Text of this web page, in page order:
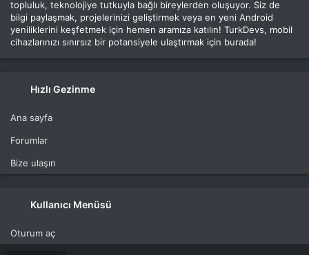
topluluk, teknolojiye tutkuyla bağlı bireylerden oluşuyor. Siz de
bilgi paylaşmak, projelerinizi geliştirmek veya en yeni Android
yeniliklerini keşfetmek için hemen aramıza katılın! TurkDevs, mobil
cihazlarınızı sınırsız bir potansiyele ulaştırmak için burada!
Hızlı Gezinme
Ana sayfa
Forumlar
Bize ulaşın
Kullanıcı Menüsü
Oturum aç